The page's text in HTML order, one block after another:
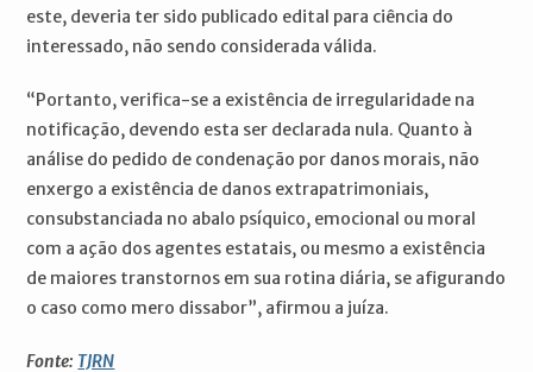
este, deveria ter sido publicado edital para ciência do
interessado, não sendo considerada válida.
“Portanto, verifica-se a existência de irregularidade na
notificação, devendo esta ser declarada nula. Quanto à
análise do pedido de condenação por danos morais, não
enxergo a existência de danos extrapatrimoniais,
consubstanciada no abalo psíquico, emocional ou moral
com a ação dos agentes estatais, ou mesmo a existência
de maiores transtornos em sua rotina diária, se afigurando
o caso como mero dissabor”, afirmou a juíza.
Fonte: TJRN